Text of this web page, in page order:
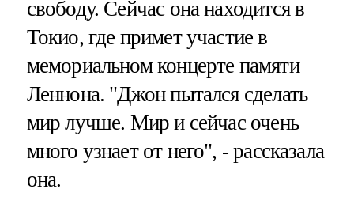
свободу. Сейчас она находится в
Токио, где примет участие в
мемориальном концерте памяти
Леннона. "Джон пытался сделать
мир лучше. Мир и сейчас очень
много узнает от него", - рассказала
она.